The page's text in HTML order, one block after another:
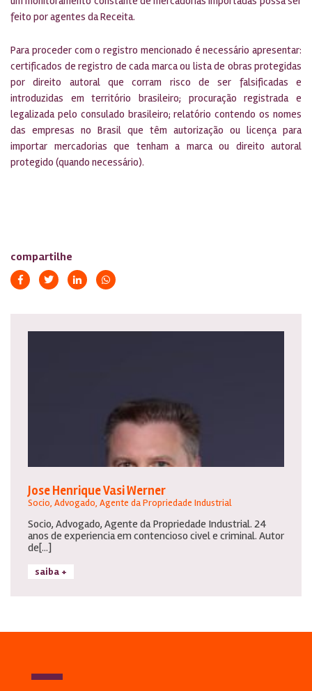
feito por agentes da Receita.
Para proceder com o registro mencionado é necessário apresentar:
certificados de registro de cada marca ou lista de obras protegidas
por direito autoral que corram risco de ser falsificadas e
introduzidas em território brasileiro; procuração registrada e
legalizada pelo consulado brasileiro; relatório contendo os nomes
das empresas no Brasil que têm autorização ou licença para
importar mercadorias que tenham a marca ou direito autoral
protegido (quando necessário).
compartilhe
Jose Henrique Vasi Werner
Socio, Advogado, Agente da Propriedade Industrial
Socio, Advogado, Agente da Propriedade Industrial. 24
anos de experiencia em contencioso civel e criminal. Autor
de[...]
saiba +